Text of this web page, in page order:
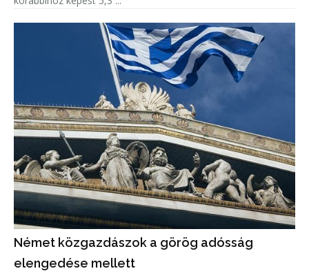
Német közgazdászok a görög adósság
elengedése mellett